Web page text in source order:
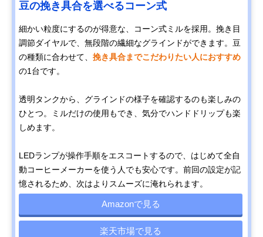
豆の挽き具合を選べるコーン式
細かい粒度にするのが得意な、コーン式ミルを採用。挽き目
調節ダイヤルで、無段階の繊細なグラインドができます。豆
の種類に合わせて、 挽き具合までこだわりたい人におすすめ
の1台です。
透明タンクから、グラインドの様子を確認するのも楽しみの
ひとつ。ミルだけの使用もでき、気分でハンドドリップも楽
しめます。
LEDランプが操作手順をエスコートするので、はじめて全自
動コーヒーメーカーを使う人でも安心です。前回の設定が記
憶されるため、次はよりスムーズに淹れられます。
Amazonで見る
楽天市場で見る